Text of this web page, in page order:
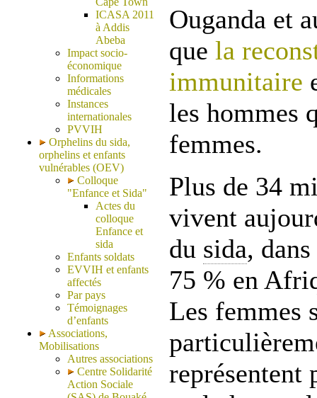
ICASA 2011
à Addis
Abeba
Impact socio-
économique
Informations
médicales
Instances
internationales
PVVIH
Orphelins du sida,
orphelins et enfants
vulnérables (OEV)
Colloque
"Enfance et Sida"
Actes du
colloque
Enfance et
sida
Enfants soldats
EVVIH et enfants
affectés
Par pays
Témoignages
d’enfants
Associations,
Mobilisations
Autres associations
Centre Solidarité
Action Sociale
Ouganda et
que la
immunitaire
les hommes
femmes.
Plus de 34
vivent
du sida,
75 % en
Les femmes
représentent